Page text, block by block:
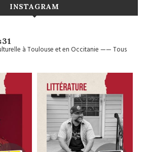
INSTAGRAM
à Toulouse et en Occitanie——Tous